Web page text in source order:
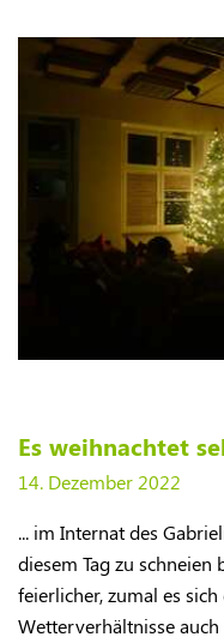
Es weihnachtet
14. Dezember 2022
​... im Internat des
diesem Tag zu
feierlicher, zumal es
Wetterverhältnisse